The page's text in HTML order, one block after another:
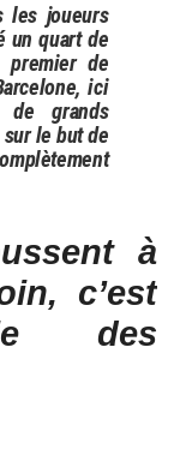
les joueurs
un quart de
premier de
ici
de grands
le but de
à
c’est
des